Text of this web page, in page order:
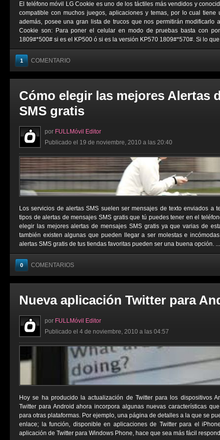
El teléfono móvil LG Cookie es uno de los táctiles más vendidos y
compatible con muchos juegos, aplicaciones y temas, por lo cual
además, posee una gran lista de trucos que nos permitirán modificarlo
Cookie son: Para poner el celular en modo de pruebas basta con
1809#*500# si es el KP500 ó si es la versión KP570 1809#*570#. Si lo que
1 COMENTARIO
Cómo elegir las mejores Alertas
SMS gratis
por FULLMóvil Editor
Publicado el 19 de noviembre, 2010 a las 20:40
Los servicios de alertas SMS suelen ser mensajes de texto enviados a
tipos de alertas de mensajes SMS gratis que tú puedes tener en el
elegir las mejores alertas de mensajes SMS gratis ya que varias de
también existen algunas que pueden llegar a ser molestas e
alertas SMS gratis de tus tiendas favoritas pueden ser una buena opción. ...
0 COMENTARIOS
Nueva aplicación Twitter para
por FULLMóvil Editor
Publicado el 4 de noviembre, 2010 a las 04:57
Hoy se ha producido la actualización de Twitter para los dispositivos
Twitter para Android ahora incorpora algunas nuevas características
para otras plataformas. Por ejemplo, una página de detalles a la que se
enlace; la función, disponible en aplicaciones de Twitter para el
aplicación de Twitter para Windows Phone, hace que sea más fácil